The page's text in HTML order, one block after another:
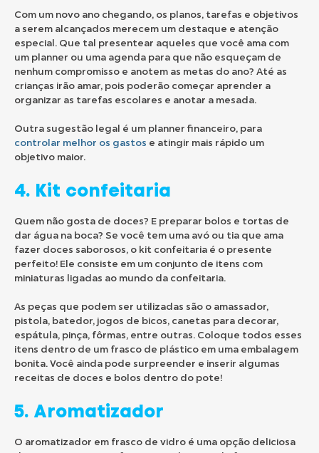
Com um novo ano chegando, os planos, tarefas e objetivos
a serem alcançados merecem um destaque e atenção
especial. Que tal presentear aqueles que você ama com
um planner ou uma agenda para que não esqueçam de
nenhum compromisso e anotem as metas do ano? Até as
crianças irão amar, pois poderão começar aprender a
organizar as tarefas escolares e anotar a mesada.
Outra sugestão legal é um planner financeiro, para
controlar melhor os gastos e atingir mais rápido um
objetivo maior.
4. Kit confeitaria
Quem não gosta de doces? E preparar bolos e tortas de
dar água na boca? Se você tem uma avó ou tia que ama
fazer doces saborosos, o kit confeitaria é o presente
perfeito! Ele consiste em um conjunto de itens com
miniaturas ligadas ao mundo da confeitaria.
As peças que podem ser utilizadas são o amassador,
pistola, batedor, jogos de bicos, canetas para decorar,
espátula, pinça, fôrmas, entre outras. Coloque todos esses
itens dentro de um frasco de plástico em uma embalagem
bonita. Você ainda pode surpreender e inserir algumas
receitas de doces e bolos dentro do pote!
5. Aromatizador
O aromatizador em frasco de vidro é uma opção deliciosa